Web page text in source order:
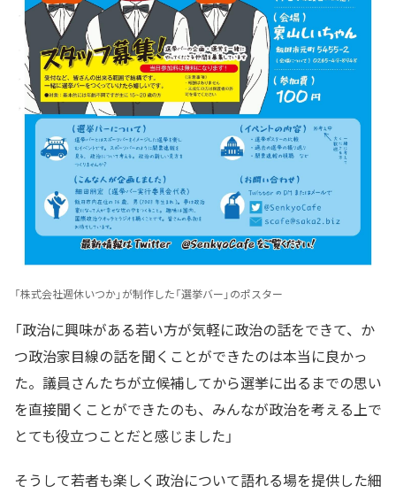
「株式会社週休いつか」が制作した「選挙バー」のポスター
「政治に興味がある若い方が気軽に政治の話をできて、か
つ政治家目線の話を聞くことができたのは本当に良かっ
た。議員さんたちが立候補してから選挙に出るまでの思い
を直接聞くことができたのも、みんなが政治を考える上で
とても役立つことだと感じました」
そうして若者も楽しく政治について語れる場を提供した細